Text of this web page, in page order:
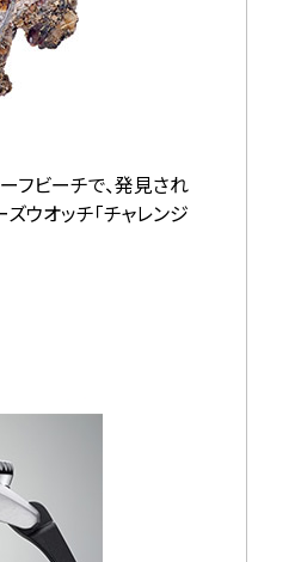
フビーチで、発見され
ウオッチ「チャレンジ